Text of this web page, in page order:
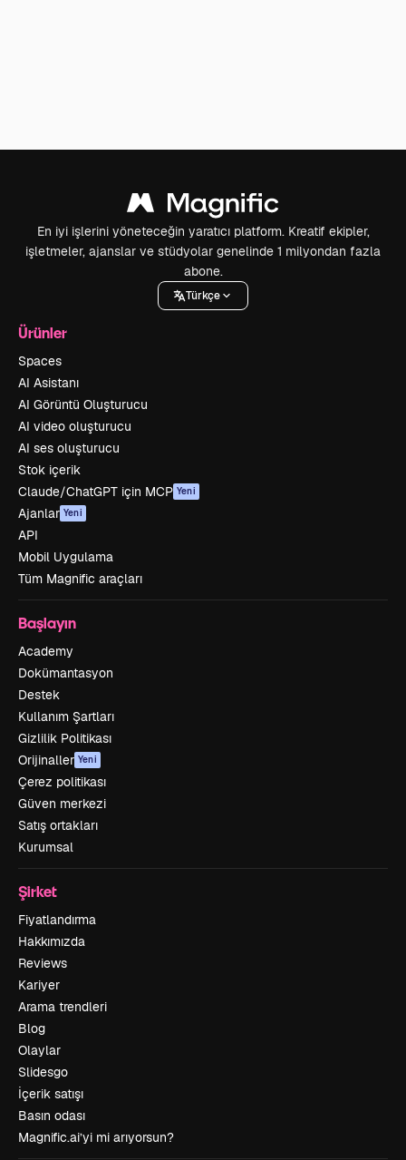
En iyi işlerini yöneteceğin yaratıcı platform. Kreatif ekipler,
işletmeler, ajanslar ve stüdyolar genelinde 1 milyondan fazla
abone.
Türkçe
Ürünler
Spaces
AI Asistanı
AI Görüntü Oluşturucu
AI video oluşturucu
AI ses oluşturucu
Stok içerik
Claude/ChatGPT için MCP Yeni
Ajanlar Yeni
API
Mobil Uygulama
Tüm Magnific araçları
Başlayın
Academy
Dokümantasyon
Destek
Kullanım Şartları
Gizlilik Politikası
Orijinaller Yeni
Çerez politikası
Güven merkezi
Satış ortakları
Kurumsal
Şirket
Fiyatlandırma
Hakkımızda
Reviews
Kariyer
Arama trendleri
Blog
Olaylar
Slidesgo
İçerik satışı
Basın odası
Magnific.ai’yi mi arıyorsun?